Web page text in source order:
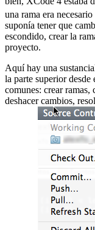
una rama era
suponía tener que
escondido, crear la
proyecto.
Aquí hay una
la parte superior desde
comunes: crear ramas,
deshacer cambios,